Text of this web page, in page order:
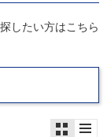
したい方はこちら